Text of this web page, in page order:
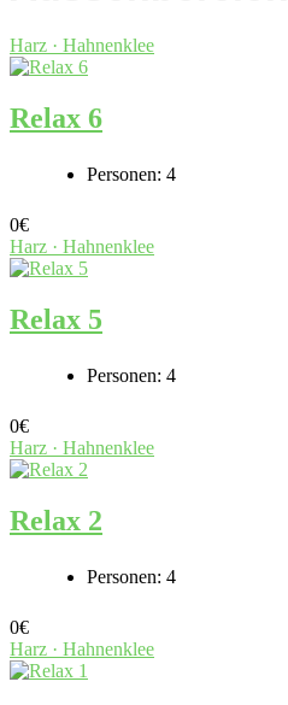
Harz · Hahnenklee
Relax 6
Personen: 4
0€
Harz · Hahnenklee
Relax 5
Personen: 4
0€
Harz · Hahnenklee
Relax 2
Personen: 4
0€
Harz · Hahnenklee